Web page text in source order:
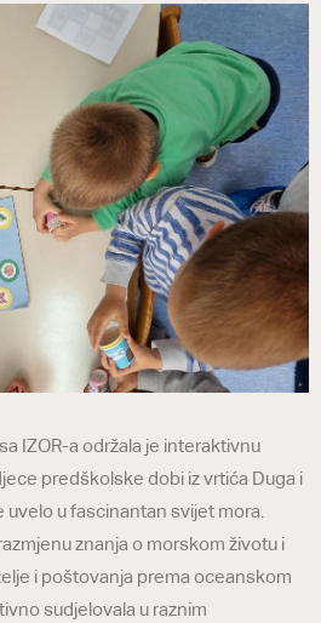
IZOR-a održala je interaktivnu
predškolske dobi iz vrtića Duga i
u fascinantan svijet mora.
znanja o morskom životu i
i poštovanja prema oceanskom
sudjelovala u raznim